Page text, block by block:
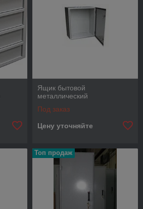
Ящик бытовой
металлический
Под заказ
Цену уточняйте
Топ продаж